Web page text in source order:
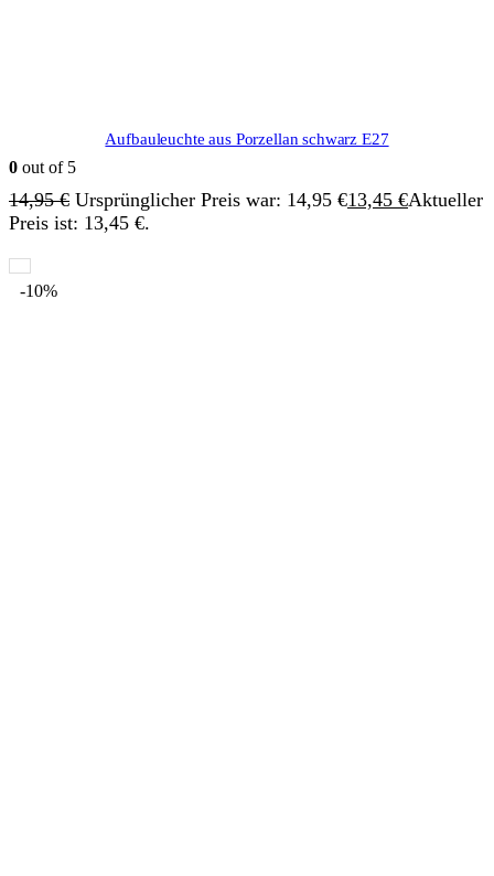
Aufbauleuchte aus Porzellan schwarz E27
0 out of 5
14,95€ Ursprünglicher Preis war: 14,95 €13,45 €Aktueller
Preis ist: 13,45 €.
-10%